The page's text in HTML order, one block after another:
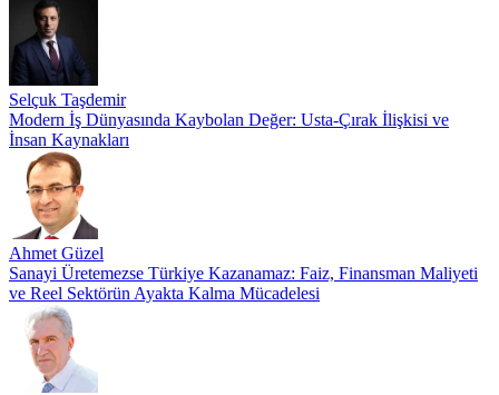
Selçuk Taşdemir
Modern İş Dünyasında Kaybolan Değer: Usta-Çırak İlişkisi ve
İnsan Kaynakları
Ahmet Güzel
Sanayi Üretemezse Türkiye Kazanamaz: Faiz, Finansman Maliyeti
ve Reel Sektörün Ayakta Kalma Mücadelesi